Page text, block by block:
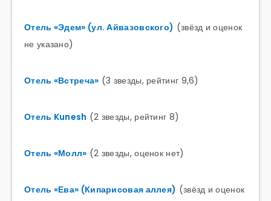
Отель «Эдем» (ул. Айвазовского) (звёзд и оценок
не указано)
Отель «Встреча» (3 звезды, рейтинг 9,6)
Отель Kunesh (2 звезды, рейтинг 8)
Отель «Молл» (2 звезды, оценок нет)
Отель «Ева» (Кипарисовая аллея) (звёзд и оценок